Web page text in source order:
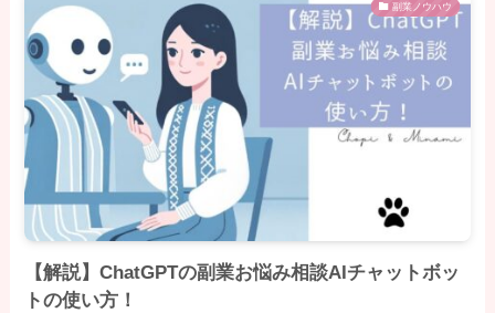
副業ノウハウ
【解説】ChatGPTの副業お悩み相談AIチャットボッ
トの使い方！